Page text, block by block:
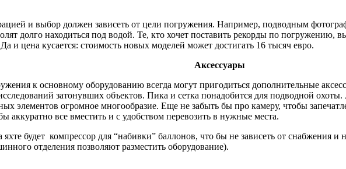
и выбор должен зависеть от цели погружения. Например, подводным
долго находиться под водой. Те, кто хочет поставить рекорды по
и цена кусается: стоимость новых моделей может достигать 16 тысяч евро.
Аксессуары
к основному оборудованию всегда могут пригодиться дополнительные
затонувших объектов. Пика и сетка понадобится для подводной
элементов огромное многообразие. Еще не забыть бы про камеру, чтобы
аккуратно все вместить и с удобством перевозить в нужные места.
будет компрессор для “набивки” баллонов, что бы не зависеть от снабжения и
отделения позволяют разместить оборудование).